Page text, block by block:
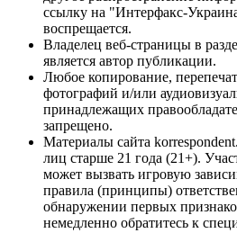
ссылку на "Интерфакс-
воспрещается.
Владелец веб-страницы в
является автор публикации.
Любое копирование,
фотографий и/или
принадлежащих
запрещено.
Материалы сайта
лиц старше 21 года (21+).
может вызвать игровую
правила (принципы)
обнаружении первых
немедленно обратитесь к